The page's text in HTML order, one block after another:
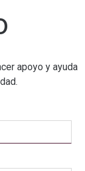
apoyo y ayuda